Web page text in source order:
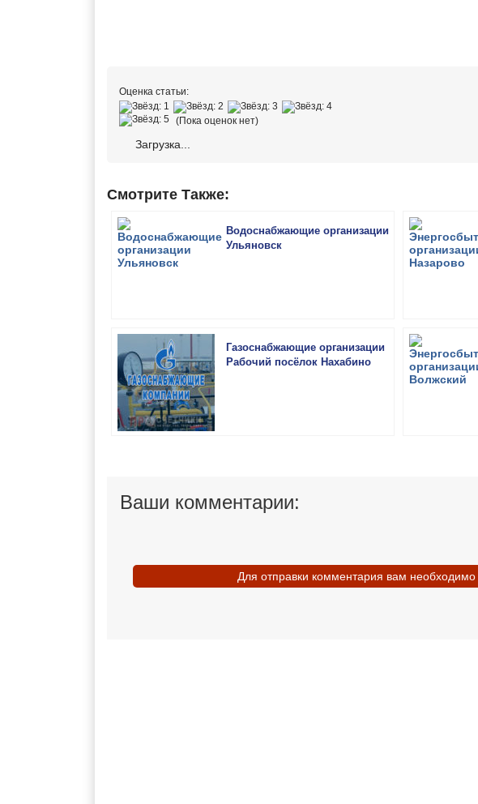
Оценка статьи:
(Пока оценок нет)
Загрузка...
Смотрите Также:
Водоснабжающие организации
Ульяновск
Газоснабжающие организации
Рабочий посёлок Нахабино
Ваши комментарии:
Для отправки комментария вам необходимо